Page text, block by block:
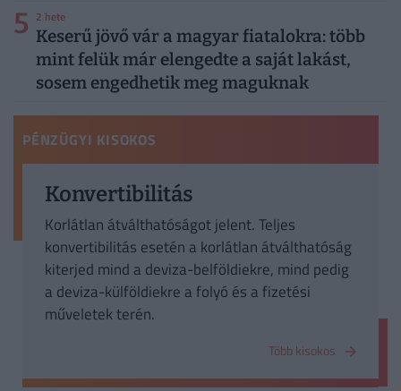
5 2 hete
Keserű jövő vár a magyar fiatalokra: több
mint felük már elengedte a saját lakást,
sosem engedhetik meg maguknak
PÉNZÜGYI KISOKOS
Konvertibilitás
Korlátlan átválthatóságot jelent. Teljes
konvertibilitás esetén a korlátlan átválthatóság
kiterjed mind a deviza-belföldiekre, mind pedig
a deviza-külföldiekre a folyó és a fizetési
műveletek terén.
Több kisokos